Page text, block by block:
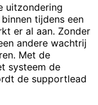
uitzondering
tijdens een
er al aan. Zonder
andere wachtrij
Met de
systeem de
de supportlead